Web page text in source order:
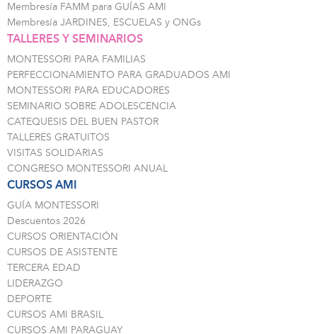
Membresía FAMM para GUÍAS AMI
Membresía JARDINES, ESCUELAS y ONGs
TALLERES Y SEMINARIOS
MONTESSORI PARA FAMILIAS
PERFECCIONAMIENTO PARA GRADUADOS AMI
MONTESSORI PARA EDUCADORES
SEMINARIO SOBRE ADOLESCENCIA
CATEQUESIS DEL BUEN PASTOR
TALLERES GRATUITOS
VISITAS SOLIDARIAS
CONGRESO MONTESSORI ANUAL
CURSOS AMI
GUÍA MONTESSORI
Descuentos 2026
CURSOS ORIENTACIÓN
CURSOS DE ASISTENTE
TERCERA EDAD
LIDERAZGO
DEPORTE
CURSOS AMI BRASIL
CURSOS AMI PARAGUAY